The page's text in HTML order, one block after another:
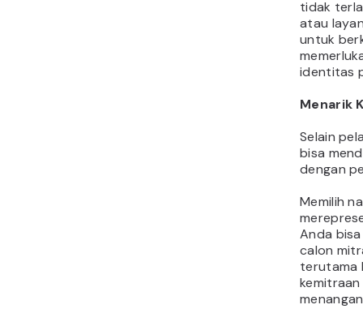
tidak
atau
untuk
identitas
Menarik
Selain
bisa
dengan
Memilih
Anda
calon
terutama